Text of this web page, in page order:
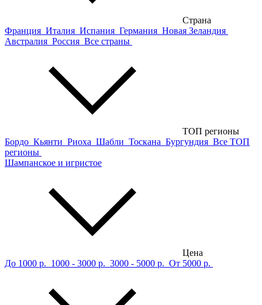
Страна
Франция Италия Испания Германия Новая Зеландия
Австралия Россия Все страны
ТОП регионы
Бордо Кьянти Риоха Шабли Тоскана Бургундия Все ТОП
регионы
Шампанское и игристое
Цена
До 1000 р. 1000 - 3000 р. 3000 - 5000 р. От 5000 р.